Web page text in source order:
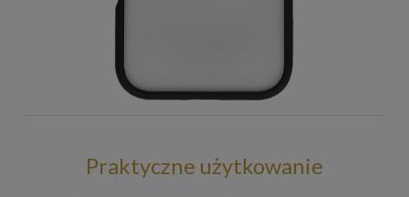
Praktyczne użytkowanie